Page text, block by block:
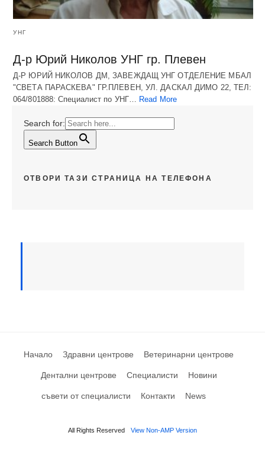
УНГ
Д-р Юрий Николов УНГ гр. Плевен
Д-Р ЮРИЙ НИКОЛОВ ДМ, ЗАВЕЖДАЩ УНГ ОТДЕЛЕНИЕ МБАЛ
"СВЕТА ПАРАСКЕВА" ГР.ПЛЕВЕН, УЛ. ДАСКАЛ ДИМО 22, ТЕЛ:
064/801888: Специалист по УНГ… Read More
Search for:
Search Button
ОТВОРИ ТАЗИ СТРАНИЦА НА ТЕЛЕФОНА
Начало Здравни центрове Ветеринарни центрове
Дентални центрове Специалисти Новини
съвети от специалисти Контакти News
All Rights Reserved View Non-AMP Version